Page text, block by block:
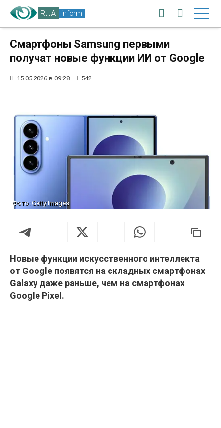
RUA inform
Смартфоны Samsung первыми
получат новые функции ИИ от Google
15.05.2026 в 09:28 542
Фото: Getty Images
Новые функции искусственного интеллекта
от Google появятся на складных смартфонах
Galaxy даже раньше, чем на смартфонах
Google Pixel.